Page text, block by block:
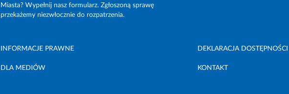
Miasta? Wypełnij nasz formularz. Zgłoszoną sprawę
przekażemy niezwłocznie do rozpatrzenia.
INFORMACJE PRAWNE DEKLARACJA DOSTĘPNOŚCI
DLA MEDIÓW KONTAKT